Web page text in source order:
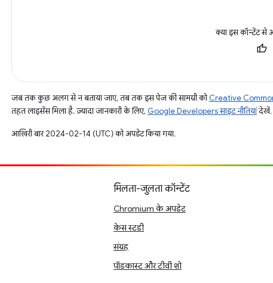
क्या इस कॉन्टेंट से
जब तक कुछ अलग से न बताया जाए, तब तक इस पेज की सामग्री कोCreative
तहत लाइसेंस मिला है. ज़्यादा जानकारी के लिए, Google Developers साइट नीतियांदेखें.
आखिरी बार 2024-02-14 (UTC) को अपडेट किया गया.
मिलता-जुलता कॉन्टेंट
Chromium के अपडेट
केस स्टडी
संग्रह
पॉडकास्ट और टीवी शो